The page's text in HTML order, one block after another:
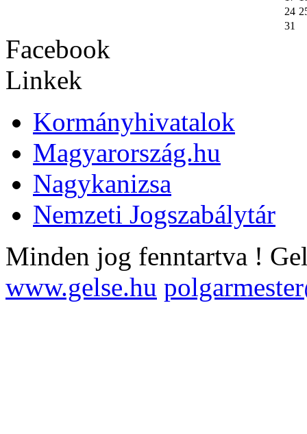
24
31
Facebook
Linkek
Kormányhivatalok
Magyarország.hu
Nagykanizsa
Nemzeti Jogszabálytár
Minden jog fenntartva !
www.gelse.hu